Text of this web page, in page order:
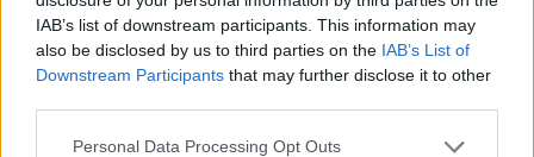
IAB’s list of downstream participants. This information may
also be disclosed by us to third parties on the IAB’s List of
Downstream Participants that may further disclose it to other
Personal Data Processing Opt Outs
“A Technology Drives Elegance é a definição do conceito
premium da Denza, onde a tecnologia avançada,